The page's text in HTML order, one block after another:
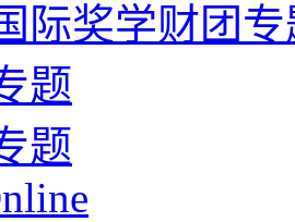
际奖学财团专
题
题